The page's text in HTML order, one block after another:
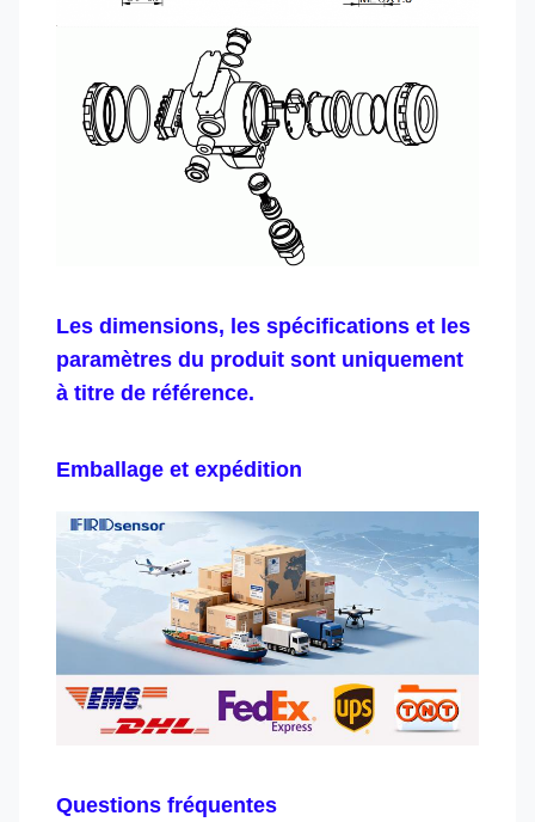
Les dimensions, les spécifications et les
paramètres du produit sont uniquement
à titre de référence.
Emballage et expédition
Questions fréquentes